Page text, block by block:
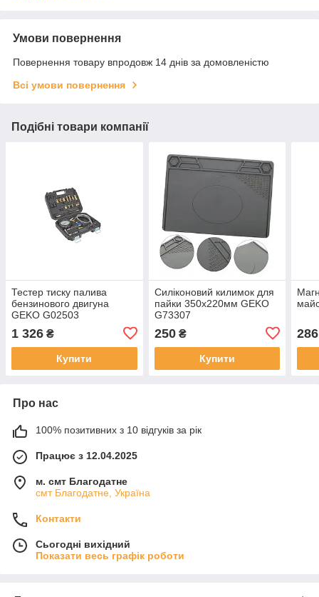
Умови повернення
Повернення товару впродовж 14 днів за домовленістю
Всі умови повернення
Подібні товари компанії
Тестер тиску палива
бензинового двигуна
GEKO G02503
1 326 ₴
Купити
Силіконовий килимок для
пайки 350x220мм GEKO
G73307
250₴
Купити
286
Про нас
100% позитивних з 10 відгуків за рік
Працює з 12.04.2025
м. смт Благодатне
смт Благодатне, Україна
Контакти
Сьогодні вихідний
Показати весь графік роботи